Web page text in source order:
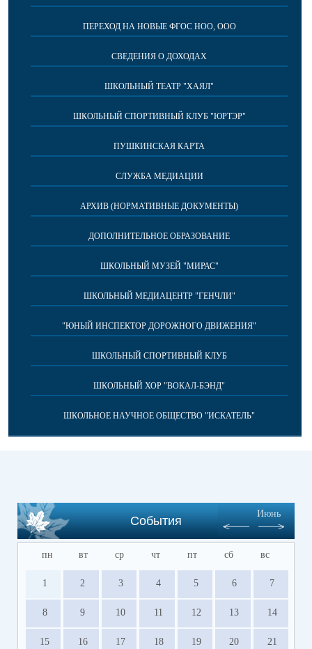
ПЕРЕХОД НА НОВЫЕ ФГОС НОО, ООО
СВЕДЕНИЯ О ДОХОДАХ
ШКОЛЬНЫЙ ТЕАТР "ХАЯЛ"
ШКОЛЬНЫЙ СПОРТИВНЫЙ КЛУБ "ЮРТЭР"
ПУШКИНСКАЯ КАРТА
СЛУЖБА МЕДИАЦИИ
АРХИВ (НОРМАТИВНЫЕ ДОКУМЕНТЫ)
ДОПОЛНИТЕЛЬНОЕ ОБРАЗОВАНИЕ
ШКОЛЬНЫЙ МУЗЕЙ "МИРАС"
ШКОЛЬНЫЙ МЕДИАЦЕНТР "ГЕНЧЛИ"
"ЮНЫЙ ИНСПЕКТОР ДОРОЖНОГО ДВИЖЕНИЯ"
ШКОЛЬНЫЙ СПОРТИВНЫЙ КЛУБ
ШКОЛЬНЫЙ ХОР "ВОКАЛ-БЭНД"
ШКОЛЬНОЕ НАУЧНОЕ ОБЩЕСТВО "ИСКАТЕЛЬ"
События
Июнь
пн вт ср чт пт сб вс
1 2 3 4 5 6 7
8 9 10 11 12 13 14
15 16 17 18 19 20 21